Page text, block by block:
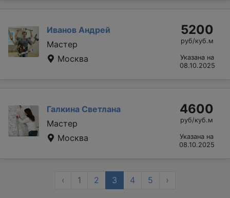
Иванов Андрей
Мастер
Москва
5200
руб/куб.м
Указана на
08.10.2025
Галкина Светлана
Мастер
Москва
4600
руб/куб.м
Указана на
08.10.2025
‹ 1 2 3 4 5 ›